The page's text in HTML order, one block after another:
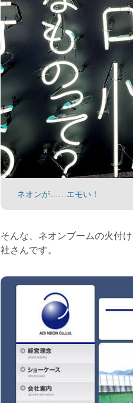
ネオンが……エモい！
そんな、ネオンブームの火付
社さんです。